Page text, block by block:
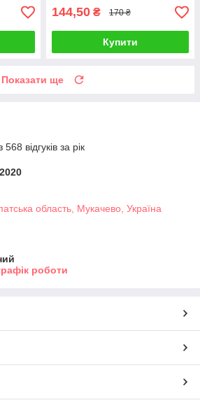
144,50 ₴ 170 ₴
Купити
Показати ще
відгуків за рік
область, Мукачево, Україна
роботи